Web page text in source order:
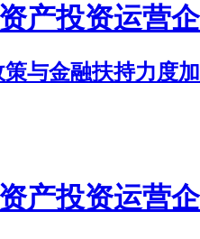
产投资运营
与金融扶持力度
产投资运营